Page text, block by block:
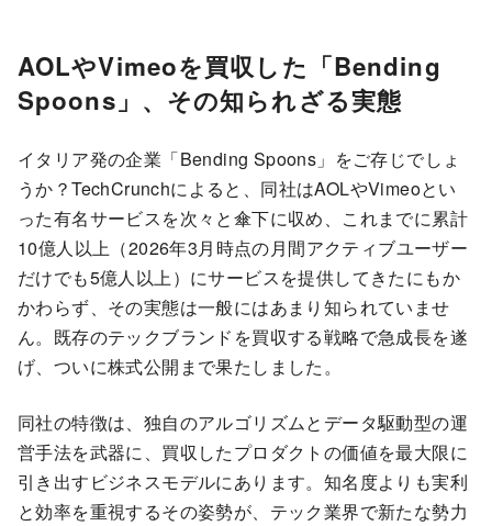
AOLやVimeoを買収した「Bending
Spoons」、その知られざる実態
イタリア発の企業「Bending Spoons」をご存じでしょ
うか？TechCrunchによると、同社はAOLやVimeoとい
った有名サービスを次々と傘下に収め、これまでに累計
10億人以上（2026年3月時点の月間アクティブユーザー
だけでも5億人以上）にサービスを提供してきたにもか
かわらず、その実態は一般にはあまり知られていませ
ん。既存のテックブランドを買収する戦略で急成長を遂
げ、ついに株式公開まで果たしました。
同社の特徴は、独自のアルゴリズムとデータ駆動型の運
営手法を武器に、買収したプロダクトの価値を最大限に
引き出すビジネスモデルにあります。知名度よりも実利
と効率を重視するその姿勢が、テック業界で新たな勢力